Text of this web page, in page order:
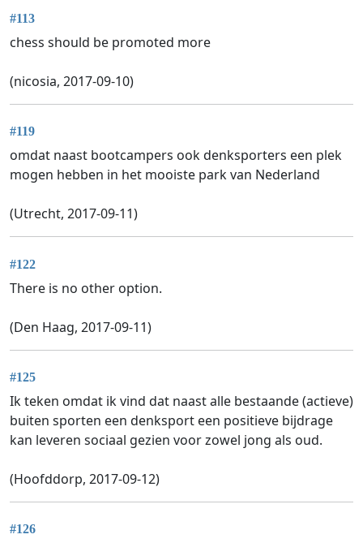
#113
chess should be promoted more
(nicosia, 2017-09-10)
#119
omdat naast bootcampers ook denksporters een plek
mogen hebben in het mooiste park van Nederland
(Utrecht, 2017-09-11)
#122
There is no other option.
(Den Haag, 2017-09-11)
#125
Ik teken omdat ik vind dat naast alle bestaande (actieve)
buiten sporten een denksport een positieve bijdrage
kan leveren sociaal gezien voor zowel jong als oud.
(Hoofddorp, 2017-09-12)
#126